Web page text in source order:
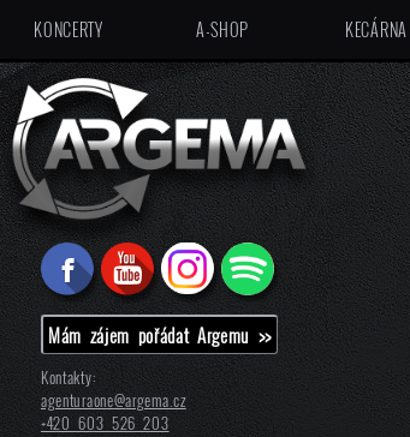
KONCERTY A-SHOP KECÁRNA
Mám zájem pořádat Argemu >>
Kontakty:
agenturaone@argema.cz
+420 603 526 203